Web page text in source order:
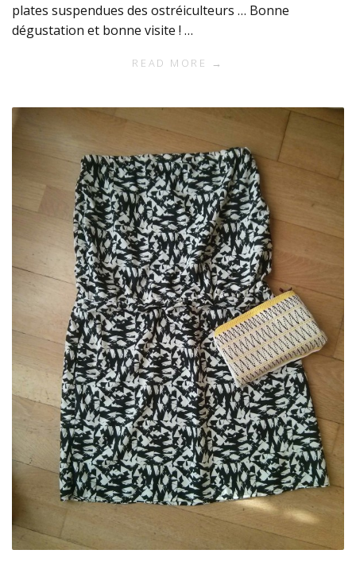
plates suspendues des ostréiculteurs … Bonne
dégustation et bonne visite ! …
READ MORE →